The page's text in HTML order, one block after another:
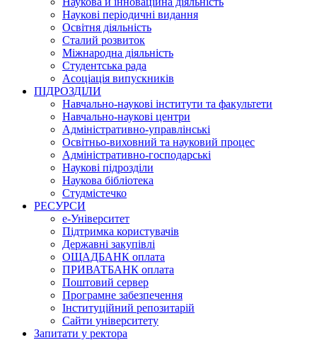
Наукові періодичні видання
Освітня діяльність
Сталий розвиток
Міжнародна діяльність
Студентська рада
Асоціація випускників
ПІДРОЗДІЛИ
Навчально-наукові інститути та факультети
Навчально-наукові центри
Адміністративно-управлінські
Освітньо-виховний та науковий процес
Адміністративно-господарські
Наукові підрозділи
Наукова бібліотека
Студмістечко
РЕСУРСИ
е-Університет
Підтримка користувачів
Державні закупівлі
ОЩАДБАНК оплата
ПРИВАТБАНК оплата
Поштовий сервер
Програмне забезпечення
Інституційний репозитарій
Сайти університету
Запитати у ректора